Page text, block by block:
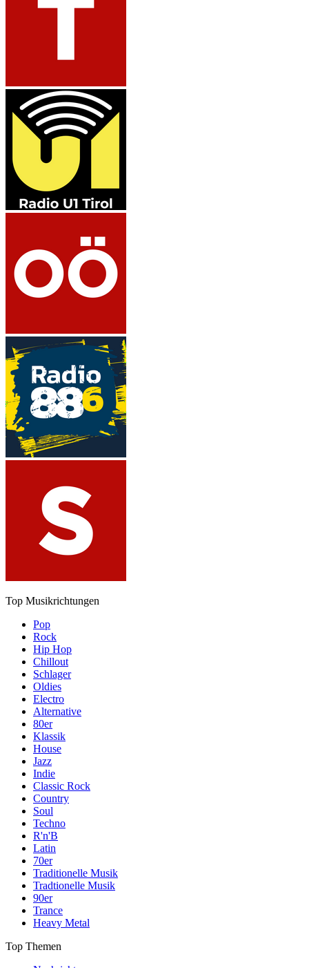
Top Musikrichtungen
Pop
Rock
Hip Hop
Chillout
Schlager
Oldies
Electro
Alternative
80er
Klassik
House
Jazz
Indie
Classic Rock
Country
Soul
Techno
R'n'B
Latin
70er
Traditionelle Musik
Tradtionelle Musik
90er
Trance
Heavy Metal
Top Themen